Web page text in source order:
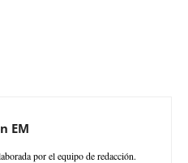
EM
por el equipo de redacción.